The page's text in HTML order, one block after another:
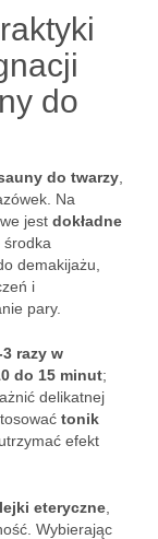
do
do twarzy
Na
jest dokładne
środka
demakijażu,
i
pary.
3 razy w
do 15 minut;
delikatnej
tonik
efekt
eteryczne
Wybierając